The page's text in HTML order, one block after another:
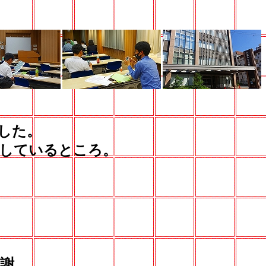
た。
ているところ。